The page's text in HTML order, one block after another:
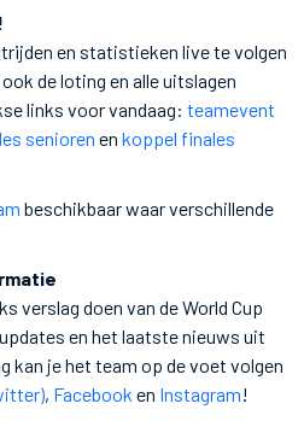
en statistieken live te volgen
de loting en alle uitslagen
links voor vandaag: teamevent
senioren en koppel finales
beschikbaar waar verschillende
verslag doen van de World Cup
en het laatste nieuws uit
kan je het team op de voet volgen
, Facebook en Instagram!